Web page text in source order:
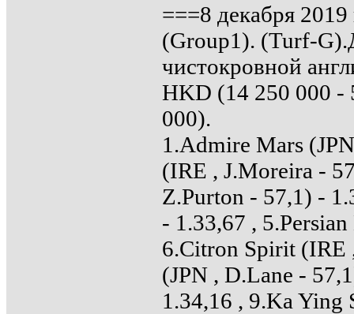
===8 декабря
(Group1). (Turf-
чистокровной
HKD (14 250 000 -
000).
1.Admire Mars
(IRE , J.Moreira -
Z.Purton - 57,1) -
- 1.33,67 ,
6.Citron Spirit (IRE
(JPN , D.Lane -
1.34,16 , 9.Ka Ying